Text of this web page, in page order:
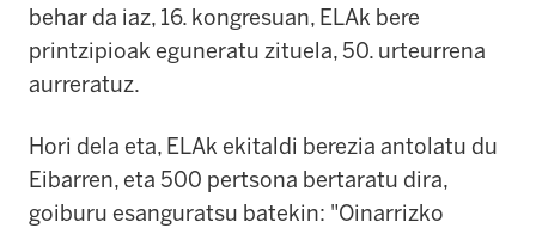
behar da iaz, 16. kongresuan, ELAk bere
printzipioak eguneratu zituela, 50. urteurrena
aurreratuz.
Hori dela eta, ELAk ekitaldi berezia antolatu du
Eibarren, eta 500 pertsona bertaratu dira,
goiburu esanguratsu batekin: "Oinarrizko